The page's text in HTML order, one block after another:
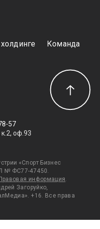
Команда
57
оф.93
«Спорт Бизнес
№ ФС77-47450.
Правовая информация.
Загоруйко,
+16. Все права